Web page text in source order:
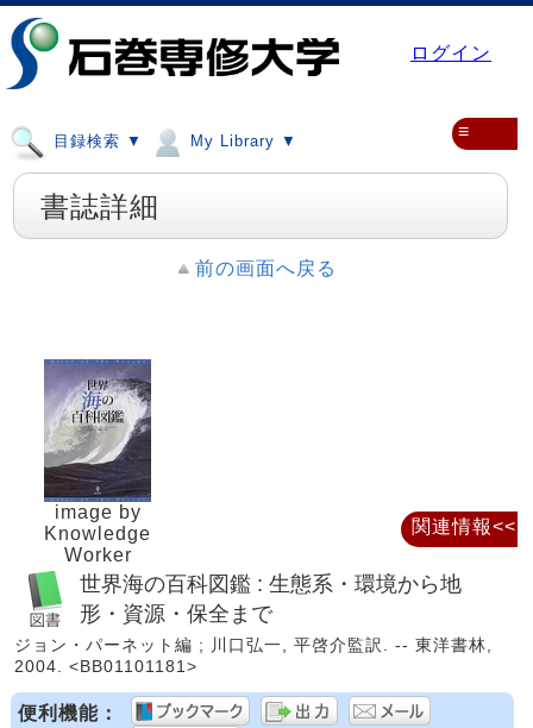
ログイン
目録検索 ▼ My Library ▼ ≡
書誌詳細
前の画面へ戻る
image by
Knowledge
Worker
世界海の百科図鑑 : 生態系・環境から地
形・資源・保全まで
ジョン・パーネット編 ; 川口弘一, 平啓介監訳. -- 東洋書林,
2004. <BB01101181>
便利機能：
関連情報<<